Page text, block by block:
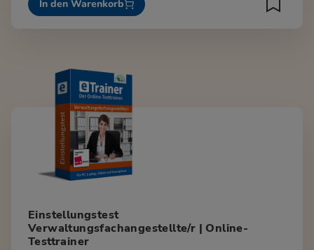
In den Warenkorb
Einstellungstest
Verwaltungsfachangestellte/r | Online-
Testtrainer